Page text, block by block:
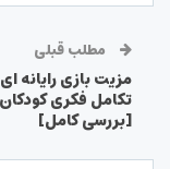
مطلب قبلی
مزیت بازی رایانه
تکامل فکری
[بررسی کامل]